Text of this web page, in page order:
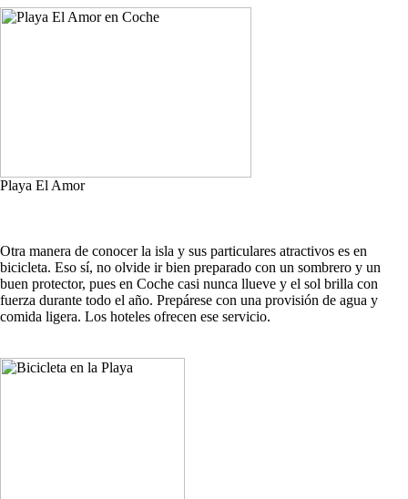
Playa El Amor
Otra manera de conocer la isla y sus particulares atractivos es en
bicicleta. Eso sí, no olvide ir bien preparado con un sombrero y un
buen protector, pues en Coche casi nunca llueve y el sol brilla con
fuerza durante todo el año. Prepárese con una provisión de agua y
comida ligera. Los hoteles ofrecen ese servicio.